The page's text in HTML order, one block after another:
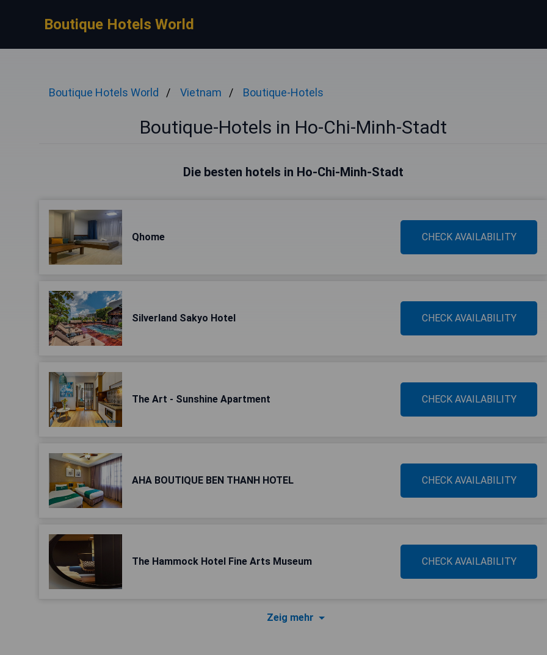
Boutique Hotels World
Boutique Hotels World Vietnam Boutique-Hotels
Boutique-Hotels in Ho-Chi-Minh-Stadt
Die besten hotels in Ho-Chi-Minh-Stadt
Qhome CHECK AVAILABILITY
Silverland Sakyo Hotel CHECK AVAILABILITY
The Art - Sunshine Apartment CHECK AVAILABILITY
AHA BOUTIQUE BEN THANH HOTEL CHECK AVAILABILITY
The Hammock Hotel Fine Arts Museum CHECK AVAILABILITY
Zeig mehr